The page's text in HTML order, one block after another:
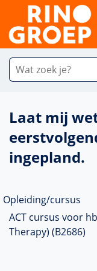
Laat mij
ingepland.
Opleiding/cursus
ACT cursus voor
Therapy) (B2686)